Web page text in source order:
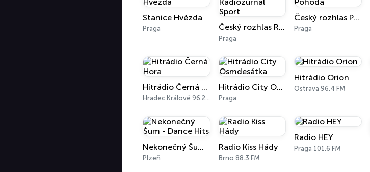
Stanice Hvězda
Praga Český rozhlas Radiožurnál Sport
Praga
Český rozhlas Pohoda
Praga
Hitrádio Černá Hora
Hradec Králové 96.2 FM
Hitrádio City Osmdesátka
Praga
Hitrádio Orion
Ostrava 96.4 FM
Nekonečný Šum - Dance Hits
Plzeň
Radio Kiss Hády
Brno 88.3 FM
Radio HEY
Praga 101.6 FM